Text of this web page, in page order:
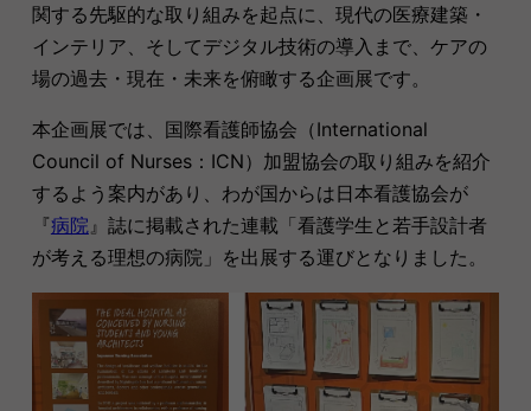
関する先駆的な取り組みを起点に、現代の医療建築・
インテリア、そしてデジタル技術の導入まで、ケアの
場の過去・現在・未来を俯瞰する企画展です。
本企画展では、国際看護師協会（International
Council of Nurses：ICN）加盟協会の取り組みを紹介
するよう案内があり、わが国からは日本看護協会が
『病院 』誌に掲載された連載「看護学生と若手設計者
が考える理想の病院」を出展する運びとなりました。